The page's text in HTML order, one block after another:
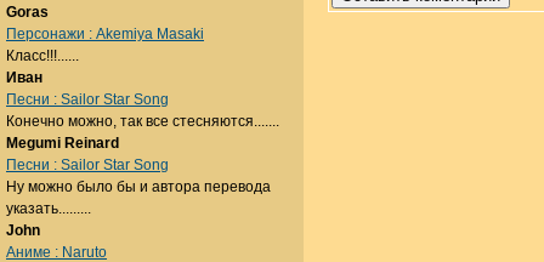
Goras
Персонажи : Akemiya Masaki
Класс!!!......
Иван
Песни : Sailor Star Song
Конечно можно, так все стесняются.......
Megumi Reinard
Песни : Sailor Star Song
Ну можно было бы и автора перевода
указать.........
John
Аниме : Naruto